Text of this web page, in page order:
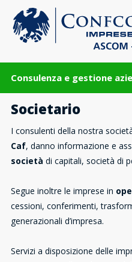
Consulenza e gestione
Societario
I consulenti della nostra
Caf, danno informazione e
società di capitali, società di
Segue inoltre le imprese in
cessioni, conferimenti,
generazionali d’impresa.
Servizi a disposizione delle